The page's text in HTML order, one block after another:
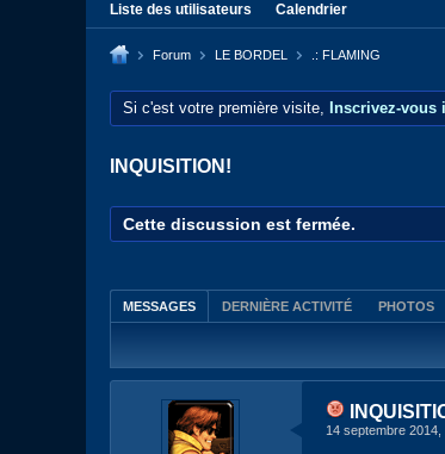
Liste des utilisateurs Calendrier
Forum LE BORDEL .: FLAMING
Si c'est votre première visite, Inscrivez-vous
INQUISITION!
Cette discussion est fermée.
MESSAGES DERNIÈRE ACTIVITÉ PHOTOS
14 septembre 2014,